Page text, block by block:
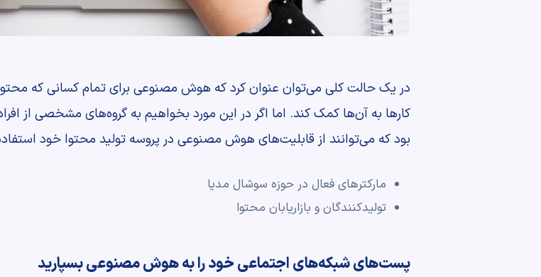
در یک حالت کلی می‌توان عنوان کرد که هوش مصنوعی برای تمام کسانی که
کارها به آن‌ها کمک کند. اما اگر در این مورد بخواهیم به گروه‌های مشخصی از
بود که می‌توانند از قابلیت‌های هوش مصنوعی در پروسه تولید محتوا خود
مارکترهای فعال در حوزه سوشال مدیا
تولید‎‌کنندگان و بازاریابان محتوا
پست‌های شبکه‌های اجتماعی خود را به هوش مصنوعی بسپارید